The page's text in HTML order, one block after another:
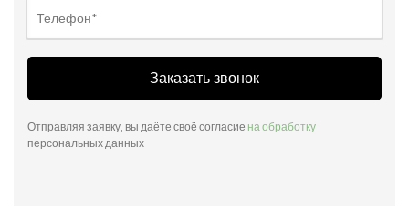
Заказать звонок
Отправляя заявку, вы даёте своё согласие на обработку
персональных данных